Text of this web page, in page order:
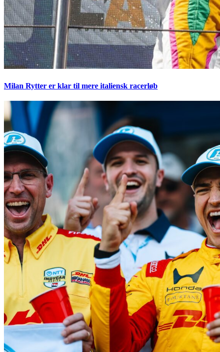
Milan Rytter er klar til mere italiensk racerløb